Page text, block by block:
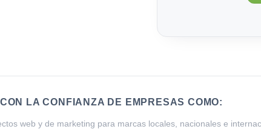
CON LA CONFIANZA DE EMPRESAS COMO:
web y de marketing para marcas locales, nacionales e